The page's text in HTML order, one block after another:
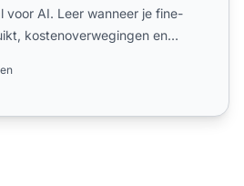
voor AI. Leer wanneer je fine-
kostenoverwegingen en